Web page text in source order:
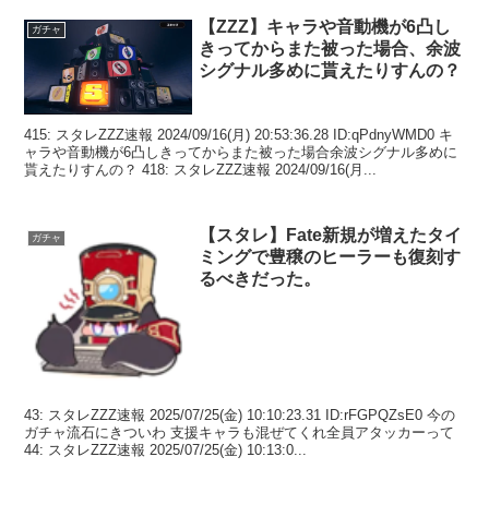
ガチャ
【ZZZ】キャラや音動機が6凸し
きってからまた被った場合、余波
シグナル多めに貰えたりすんの？
415: スタレZZZ速報 2024/09/16(月) 20:53:36.28 ID:qPdnyWMD0 キ
ャラや音動機が6凸しきってからまた被った場合余波シグナル多めに
貰えたりすんの？ 418: スタレZZZ速報 2024/09/16(月...
ガチャ
【スタレ】Fate新規が増えたタイ
ミングで豊穣のヒーラーも復刻す
るべきだった。
43: スタレZZZ速報 2025/07/25(金) 10:10:23.31 ID:rFGPQZsE0 今の
ガチャ流石にきついわ 支援キャラも混ぜてくれ全員アタッカーって
44: スタレZZZ速報 2025/07/25(金) 10:13:0...